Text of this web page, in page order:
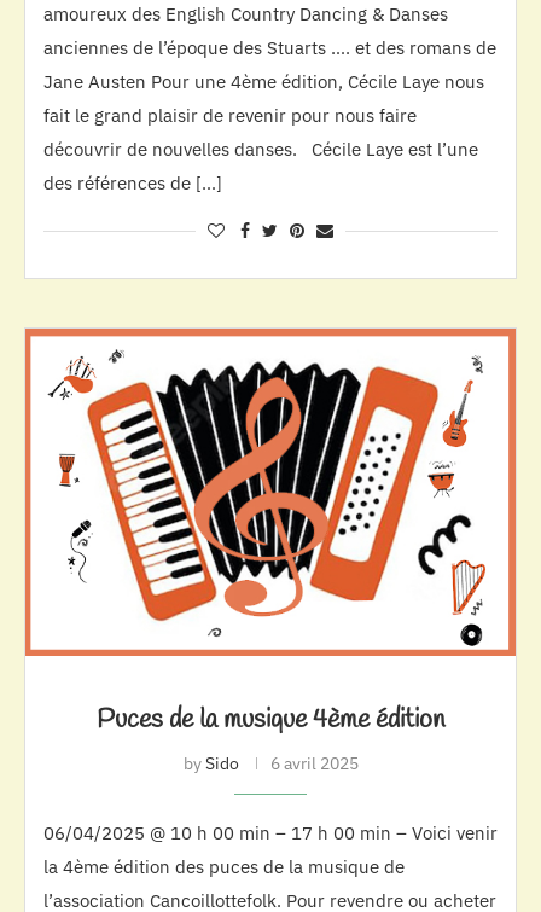
amoureux des English Country Dancing & Danses
anciennes de l’époque des Stuarts …. et des romans de
Jane Austen Pour une 4ème édition, Cécile Laye nous
fait le grand plaisir de revenir pour nous faire
découvrir de nouvelles danses. Cécile Laye est l’une
des références de […]
Puces de la musique 4ème édition
bySido 6 avril 2025
06/04/2025 @ 10 h 00 min – 17 h 00 min – Voici venir
la 4ème édition des puces de la musique de
l’association Cancoillottefolk. Pour revendre ou acheter